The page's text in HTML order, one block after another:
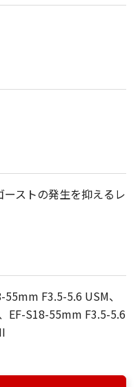
ストの発生を抑えるレ
F3.5-5.6 USM、
EF-S18-55mm F3.5-5.6